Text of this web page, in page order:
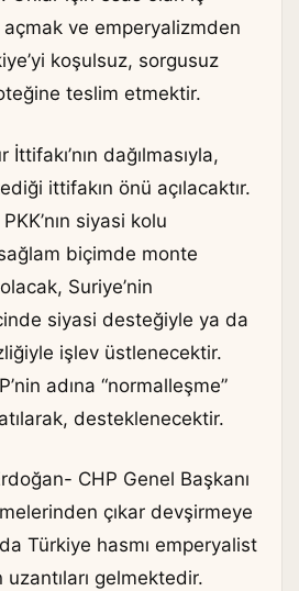
ve emperyalizmden
koşulsuz, sorgusuz
teslim etmektir.
dağılmasıyla,
ittifakın önü açılacaktır.
siyasi kolu
biçimde monte
Suriye’nin
siyasi desteğiyle ya da
işlev üstlenecektir.
adına “normalleşme”
desteklenecektir.
CHP Genel Başkanı
çıkar devşirmeye
Türkiye hasmı emperyalist
gelmektedir.